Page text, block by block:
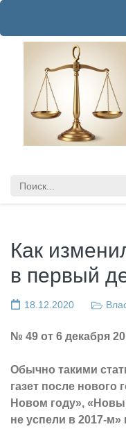
содержимому
Как
в первый
18.12.2020
№ 49 от 6 декабря
Обычно такими
газет после нового
Новом году»,
не успели в 2017-